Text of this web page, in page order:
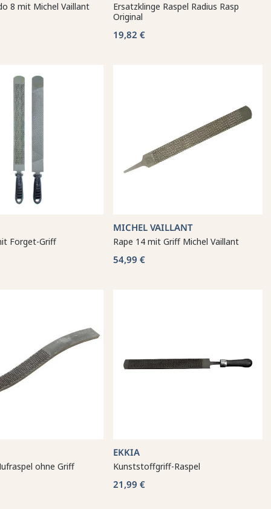
8 mit Michel Vaillant
Ersatzklinge Raspel Radius Rasp
Original
19,82 €
Forget-Griff
MICHEL VAILLANT
Rape 14 mit Griff Michel Vaillant
54,99 €
ohne Griff
EKKIA
Kunststoffgriff-Raspel
21,99 €